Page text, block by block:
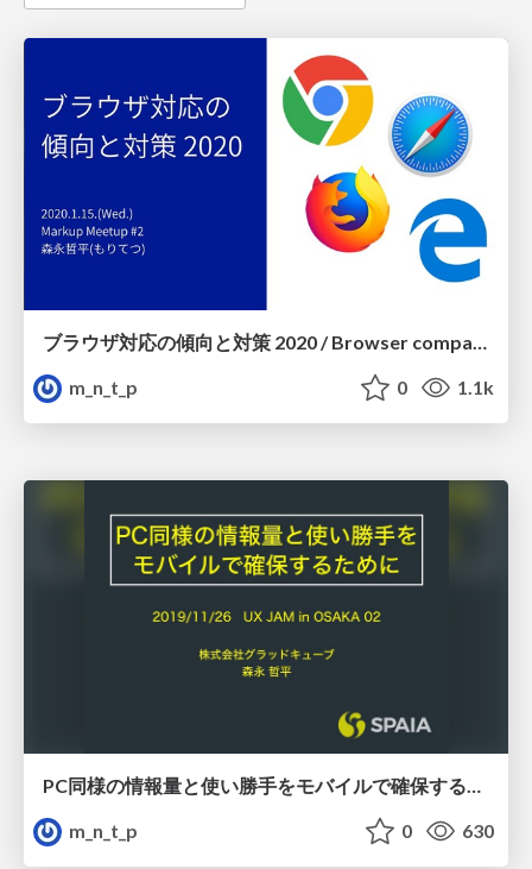
ブラウザ対応の傾向と対策 2020 / Browser compatibility trends and countermeasures 2020
m_n_t_p
0 1.1k
m_n_t_p
0 630